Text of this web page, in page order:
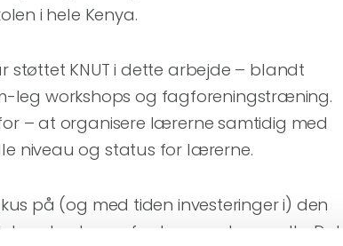
i hele Kenya.
støttet KNUT i dette arbejde – blandt
workshops og fagforeningstræning.
– at organisere lærerne samtidig med
niveau og status for lærerne.
på (og med tiden investeringer i) den
understreger fagbevægelsens rolle. Det